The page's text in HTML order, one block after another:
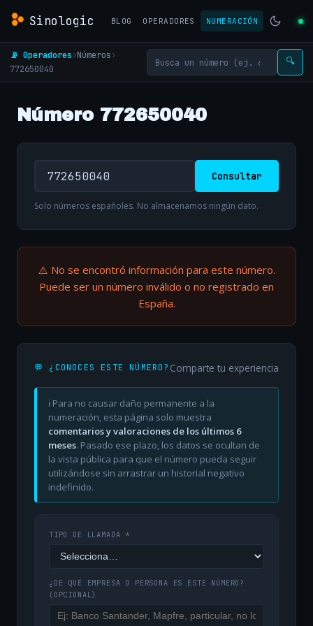
Sinologic BLOG OPERADORES NUMERACIÓN
📡 Operadores›Números›
772650040
🔍
Número 772650040
Consultar
Solo números españoles. No almacenamos ningún dato.
⚠️ No se encontró información para este número.
Puede ser un número inválido o no registrado en
España.
💬 ¿CONOCES ESTE NÚMERO? Comparte tu experiencia
ℹ️ Para no causar daño permanente a la
numeración, esta página solo muestra
comentarios y valoraciones de los últimos 6
meses. Pasado ese plazo, los datos se ocultan de
la vista pública para que el número pueda seguir
utilizándose sin arrastrar un historial negativo
indefinido.
TIPO DE LLAMADA *
¿DE QUÉ EMPRESA O PERSONA ES ESTE NÚMERO?
(OPCIONAL)